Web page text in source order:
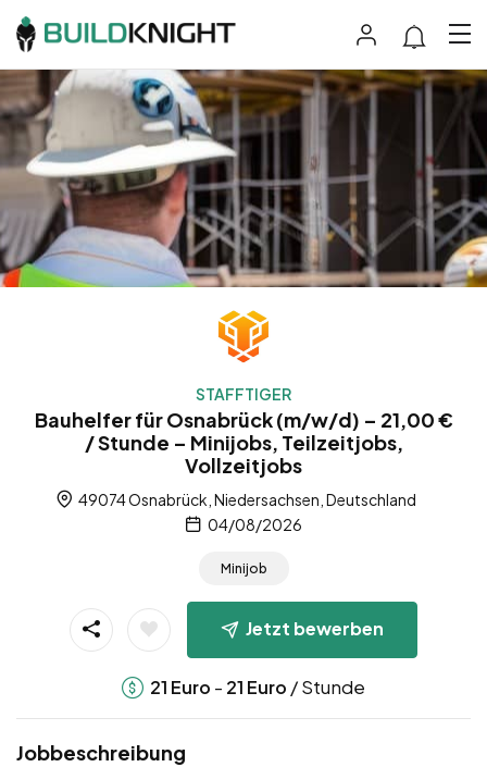
STAFFTIGER
Bauhelfer für Osnabrück (m/w/d) – 21,00 €
/ Stunde – Minijobs, Teilzeitjobs,
Vollzeitjobs
49074 Osnabrück, Niedersachsen, Deutschland
04/08/2026
Minijob
Jetzt bewerben
21 Euro - 21 Euro / Stunde
Jobbeschreibung